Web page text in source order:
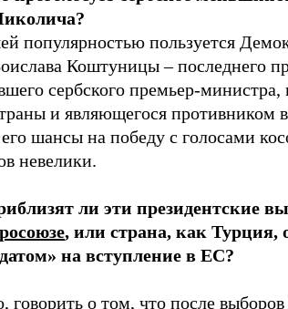
популярностью пользуется
Коштуницы – последнего
сербского премьер-
и являющегося противником
шансы на победу с голосами
невелики.
ли эти президентские
, или страна, как Турция,
на вступление в ЕС?
говорить о том, что после